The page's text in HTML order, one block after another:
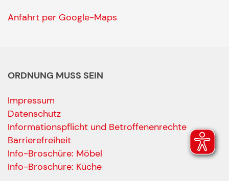
Ihre Kontaktdaten
Alle mit Stern gekennzeichneten Felder sind
Name*
Anfahrt per Google-Maps
ORDNUNG MUSS SEIN
Impressum
Datenschutz
Informationspflicht und Betroffenenrechte
Barrierefreiheit
Info-Broschüre: Möbel
Info-Broschüre: Küche